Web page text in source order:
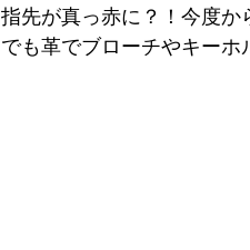
指先が真っ赤に？！今度か
でも革でブローチやキー